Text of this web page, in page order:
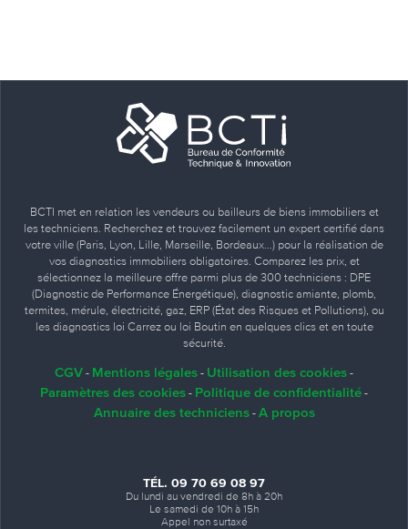
BCTI met en relation les vendeurs ou bailleurs de biens immobiliers et
les techniciens. Recherchez et trouvez facilement un expert certifié dans
votre ville (Paris, Lyon, Lille, Marseille, Bordeaux…) pour la réalisation de
vos diagnostics immobiliers obligatoires. Comparez les prix, et
sélectionnez la meilleure offre parmi plus de 300 techniciens : DPE
(Diagnostic de Performance Énergétique), diagnostic amiante, plomb,
termites, mérule, électricité, gaz, ERP (État des Risques et Pollutions), ou
les diagnostics loi Carrez ou loi Boutin en quelques clics et en toute
sécurité.
CGV - Mentions légales - Utilisation des cookies -
Paramètres des cookies - Politique de confidentialité -
Annuaire des techniciens- A propos
TÉL. 09 70 69 08 97
Du lundi au vendredi de 8h à 20h
Le samedi de 10h à 15h
Appel non surtaxé